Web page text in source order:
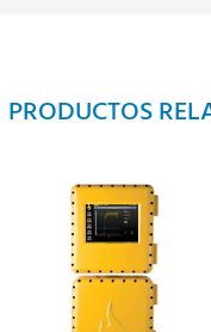
PRODUCTOS